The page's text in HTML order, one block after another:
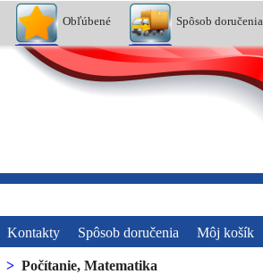
Obľúbené Spôsob doručenia
Kontakty Spôsob doručenia Môj košík
> Počítanie, Matematika